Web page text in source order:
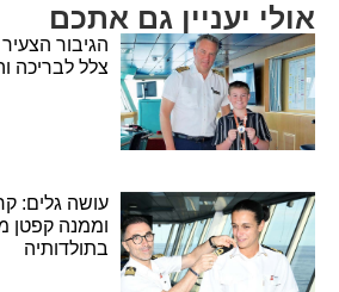
אולי יעניין גם אתכם
צלל לבריכה
עושה גלים:
וממנה קפטן
בתולדותיה